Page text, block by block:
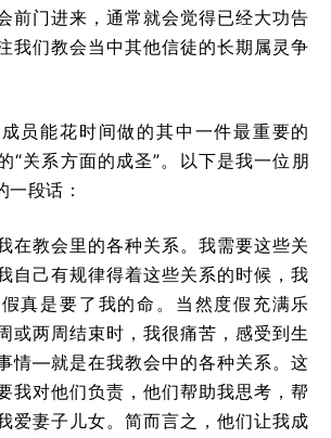
前门进来，通常就会觉得已经大功告
我们教会当中其他信徒的长期属灵争
员能花时间做的其中一件最重要的
“关系方面的成圣”。以下是我一位朋
段话：
在教会里的各种关系。我需要这些关
自己有规律得着这些关系的时候，我
真是要了我的命。当然度假充满乐
或两周结束时，我很痛苦，感受到生
情—就是在我教会中的各种关系。这
我对他们负责，他们帮助我思考，帮
爱妻子儿女。简而言之，他们让我成